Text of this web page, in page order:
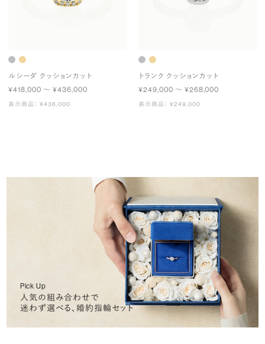
ルシーダ クッションカット
¥418,000 〜 ¥436,000
表示商品： ¥436,000
トランク クッションカット
¥249,000 〜 ¥268,000
表示商品： ¥249,000
Pick Up
人気の組み合わせで
迷わず選べる、婚約指輪セット